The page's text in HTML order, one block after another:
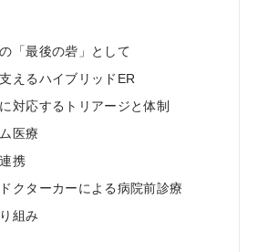
「最後の砦」として
えるハイブリッドER
対応するトリアージと体制
医療
携
クターカーによる病院前診療
組み